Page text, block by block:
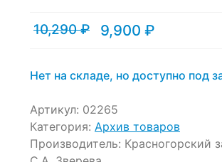
10,290₽
Первоначальная
10,290 ₽.
9,900 ₽
Текущая
Нет на складе, но доступно под
Артикул: 02265
Категория: Архив товаров
Производитель: Красногорский